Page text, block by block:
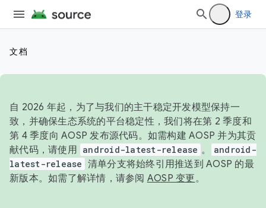
登录
文档
自 2026 年起，为了与我们的主干稳定开发模型保持一
致，并确保生态系统的平台稳定性，我们将在第 2 季度和
第 4 季度向 AOSP 发布源代码。如需构建 AOSP 并为其贡
献代码，请使用 android-latest-release 。
android-
latest-release 清单分支将始终引用推送到 AOSP 的最
新版本。如需了解详情，请参阅 AOSP 变更。